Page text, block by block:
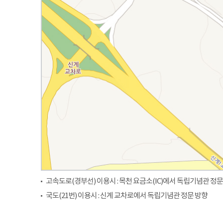
고속도로(경부선) 이용시 : 목천 요금소(IC)에서 독립기념관 정
국도(21번) 이용시 : 신계 교차로에서 독립기념관 정문 방향